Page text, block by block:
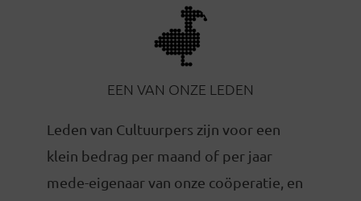
EEN VAN ONZE LEDEN
Leden van Cultuurpers zijn voor een
klein bedrag per maand of per jaar
mede-eigenaar van onze coöperatie, en